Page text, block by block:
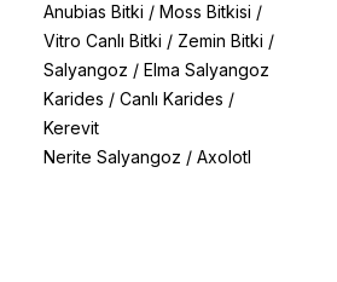
Anubias Bitki /Moss Bitkisi /
Vitro Canlı Bitki / Zemin Bitki /
Salyangoz /Elma Salyangoz
Karides /Canlı Karides /
Kerevit
Nerite Salyangoz /Axolotl